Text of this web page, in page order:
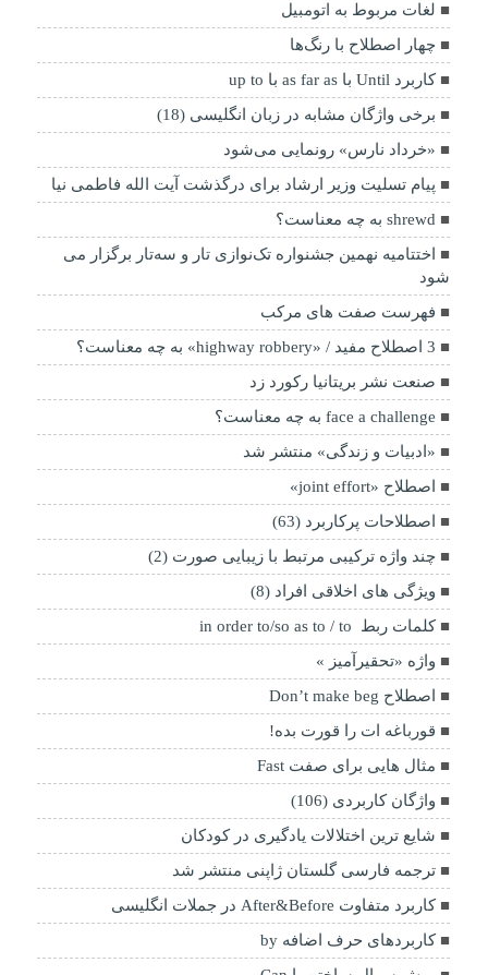
لغات مربوط به اتومبیل
چهار اصطلاح با رنگ‌ها
کاربرد Until با as far as با up to
برخی واژگان مشابه در زبان انگلیسی (18)
«خرداد نارس» رونمایی می‌شود
پیام تسلیت وزیر ارشاد برای درگذشت آیت الله فاطمی نیا
shrewd به چه معناست؟
اختتامیه نهمین جشنواره تک‌نوازی تار و سه‌تار برگزار می
شود
فهرست صفت های مرکب
3 اصطلاح مفید / «highway robbery» به چه معناست؟
صنعت نشر بریتانیا رکورد زد
face a challenge به چه معناست؟
«ادبیات و زندگی» منتشر شد
اصطلاح «joint effort»
اصطلاحات پرکاربرد (63)
چند واژه ترکیبی مرتبط با زیبایی صورت (2)
ویژگی های اخلاقی افراد (8)
کلمات ربط in order to/so as to / to
واژه «تحقیرآمیز »
اصطلاح Don’t make beg
قورباغه ات را قورت بده!
مثال هایی برای صفت Fast
واژگان کاربردی (106)
شایع ترین اختلالات یادگیری در کودکان
ترجمه فارسی گلستان ژاپنی منتشر شد
کاربرد متفاوت After&Before در جملات انگلیسی
کاربردهای حرف اضافه by